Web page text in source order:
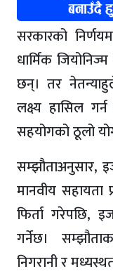
सरकारको
धार्मिक
छन्। तर
लक्ष्य हासिल
सहयोगको ठूलो
सम्झौताअनुसार,
मानवीय
फिर्ता गरेपछि,
गर्नेछ।
निगरानी र